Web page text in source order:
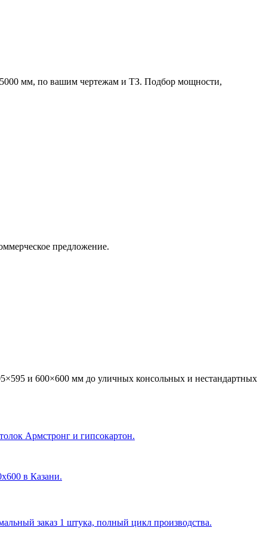
мм, по вашим чертежам и ТЗ. Подбор мощности,
предложение.
и 600×600 мм до уличных консольных и нестандартных
Армстронг и гипсокартон.
в Казани.
заказ 1 штука, полный цикл производства.